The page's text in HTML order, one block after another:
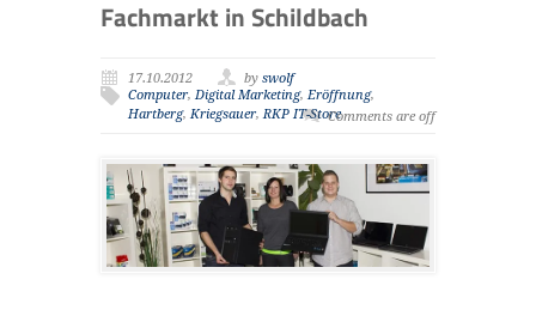
Fachmarkt in Schildbach
17.10.2012 by swolf
Computer, Digital Marketing, Eröffnung,
Hartberg, Kriegsauer,RKP IT-StoreComments are off